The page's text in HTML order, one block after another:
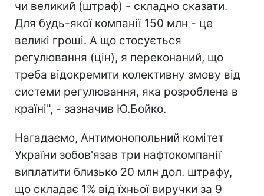
чи великий (штраф) - складно сказати.
Для будь-якої компанії 150 млн - це
великі гроші. А що стосується
регулювання (цін), я переконаний, що
треба відокремити колективну змову від
системи регулювання, яка розроблена в
країні", - зазначив Ю.Бойко.
Нагадаємо, Антимонопольний комітет
України зобов'язав три нафтокомпанії
виплатити близько 20 млн дол. штрафу,
що складає 1% від їхньої виручки за 9